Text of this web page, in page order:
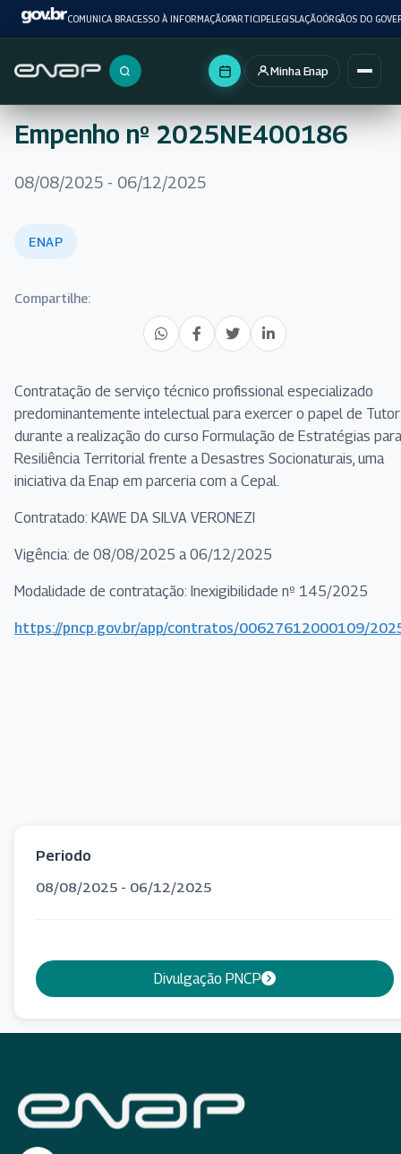
COMUNICA BRACESSO À INFORMAÇÃOPARTICIPELEGISLAÇÃOÓRGÃOS DO
Buscar no portal
Minha Enap
Empenho nº 2025NE400186
08/08/2025 - 06/12/2025
ENAP
Compartilhe:
Contratação de serviço técnico profissional especializado
predominantemente intelectual para exercer o papel de Tutor
durante a realização do curso Formulação de Estratégias
Resiliência Territorial frente a Desastres Socionaturais, uma
iniciativa da Enap em parceria com a Cepal.
Contratado: KAWE DA SILVA VERONEZI
Vigência: de 08/08/2025 a 06/12/2025
Modalidade de contratação: Inexigibilidade nº 145/2025
https://pncp.gov.br/app/contratos/00627612000109/
Periodo
08/08/2025 - 06/12/2025
Divulgação PNCP